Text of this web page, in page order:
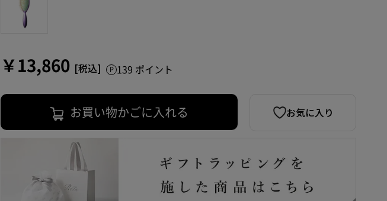
￥13,860 139 ポイント
お買い物かごに入れる お気に入り